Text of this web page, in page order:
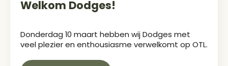
Welkom Dodges!
Donderdag 10 maart hebben wij Dodges met
veel plezier en enthousiasme verwelkomt op OTL.